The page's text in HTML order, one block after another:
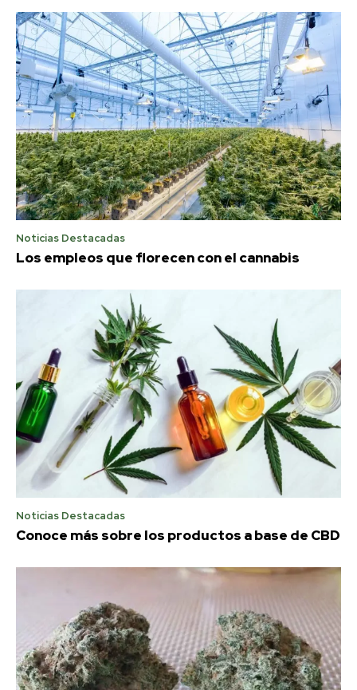
Noticias Destacadas
Los empleos que florecen con el cannabis
Noticias Destacadas
Conoce más sobre los productos a base de CBD